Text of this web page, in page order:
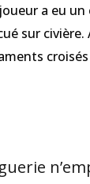
a eu un
sur civière.